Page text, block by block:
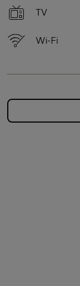
TV
Wi-Fi